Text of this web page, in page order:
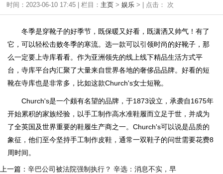
时间：2023-06-10 17:45 | 栏目： 主页 > 娱乐 > | 点击： 次
冬季是穿靴子的好季节，既保暖又好看，既潇洒又帅气！有了
它，可以轻松击败冬季的寒流。选一款可以引领时尚的好靴子，那
么一定要上寺库看看。作为亚洲领先的线上线下精品生活方式平
台，寺库平台内汇聚了大量来自世界各地的奢侈品品牌。好看的短
靴在寺库也是非常多，比如这款Church's女士短靴。
Church's是一个颇有名望的品牌，于1873设立，承袭自1675年
开始累积的家族经验，以手工制作高水准鞋履而立足于世，并成为
了全英国及世界重要的鞋履生产商之一。Church's可以说是品质的
象征，他们至今坚持手工制作皮鞋，通常一双鞋子的问世需要花费8
周时间。
上一篇： 辛巴公司被法院强制执行？ 辛选：消息不实，早